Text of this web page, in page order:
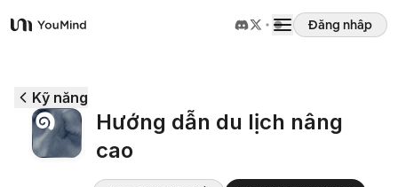
YouMind
Đăng nhập
Các trường hợp sử dụng
Kỹ năng
Hướng dẫn du lịch nâng
cao